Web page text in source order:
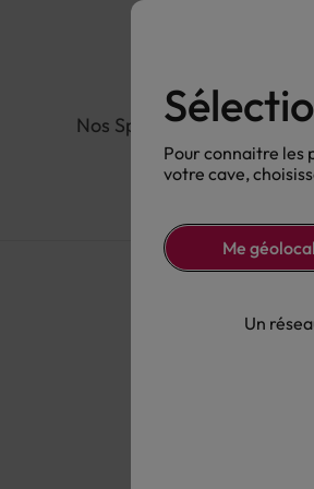
Nos Spiritueux
Pour connaitre les
votre cave,
Me
Un